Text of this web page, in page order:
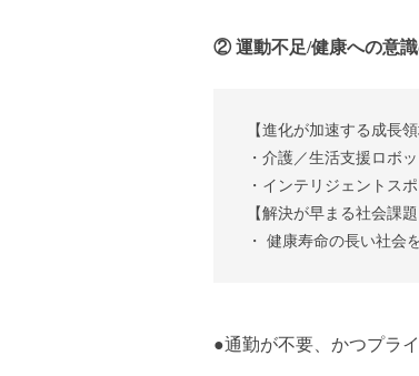
② 運動不足/健康への意識
【進化が加速する成長領
・介護／生活支援ロボッ
・インテリジェントス
【解決が早まる社会課題
・ 健康寿命の長い社会
●通勤が不要、かつプラ